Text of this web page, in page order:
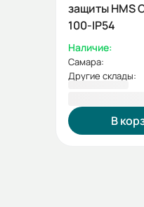
защиты HMS
100-IP54
Наличие:
Самара:
Другие склады:
В